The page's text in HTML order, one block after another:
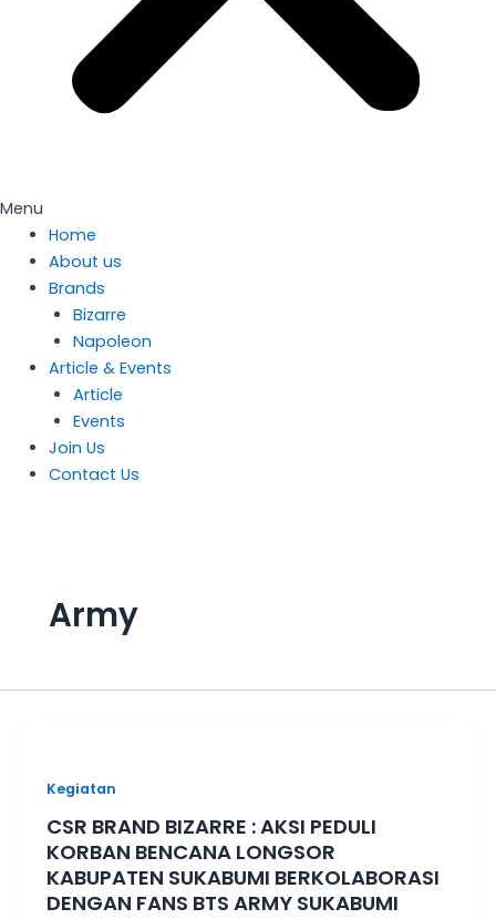
Menu
Home
About us
Brands
Bizarre
Napoleon
Article & Events
Article
Events
Join Us
Contact Us
Army
Kegiatan
CSR BRAND BIZARRE : AKSI PEDULI
KORBAN BENCANA LONGSOR
KABUPATEN SUKABUMI BERKOLABORASI
DENGAN FANS BTS ARMY SUKABUMI